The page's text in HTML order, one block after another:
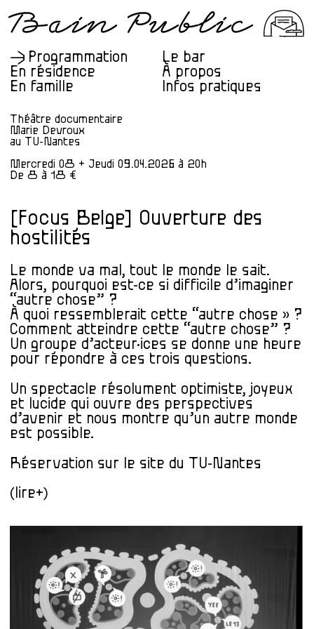
Programmation
En résidence
En famille
Le bar
À propos
Infos pratiques
Théâtre documentaire
Marie Devroux
au TU-Nantes
Mercredi 08 + Jeudi 09.04.2026 à 20h
De 8 à 18 €
[Focus Belge] Ouverture des
hostilités
Le monde va mal, tout le monde le sait.
Alors, pourquoi est-ce si difficile d’imaginer
“autre chose” ?
À quoi ressemblerait cette “autre chose » ?
Comment atteindre cette “autre chose” ?
Un groupe d’acteur·ices se donne une heure
pour répondre à ces trois questions.
Un spectacle résolument optimiste, joyeux
et lucide qui ouvre des perspectives
d’avenir et nous montre qu’un autre monde
est possible.
Réservation sur le site du TU-Nantes
(lire+)